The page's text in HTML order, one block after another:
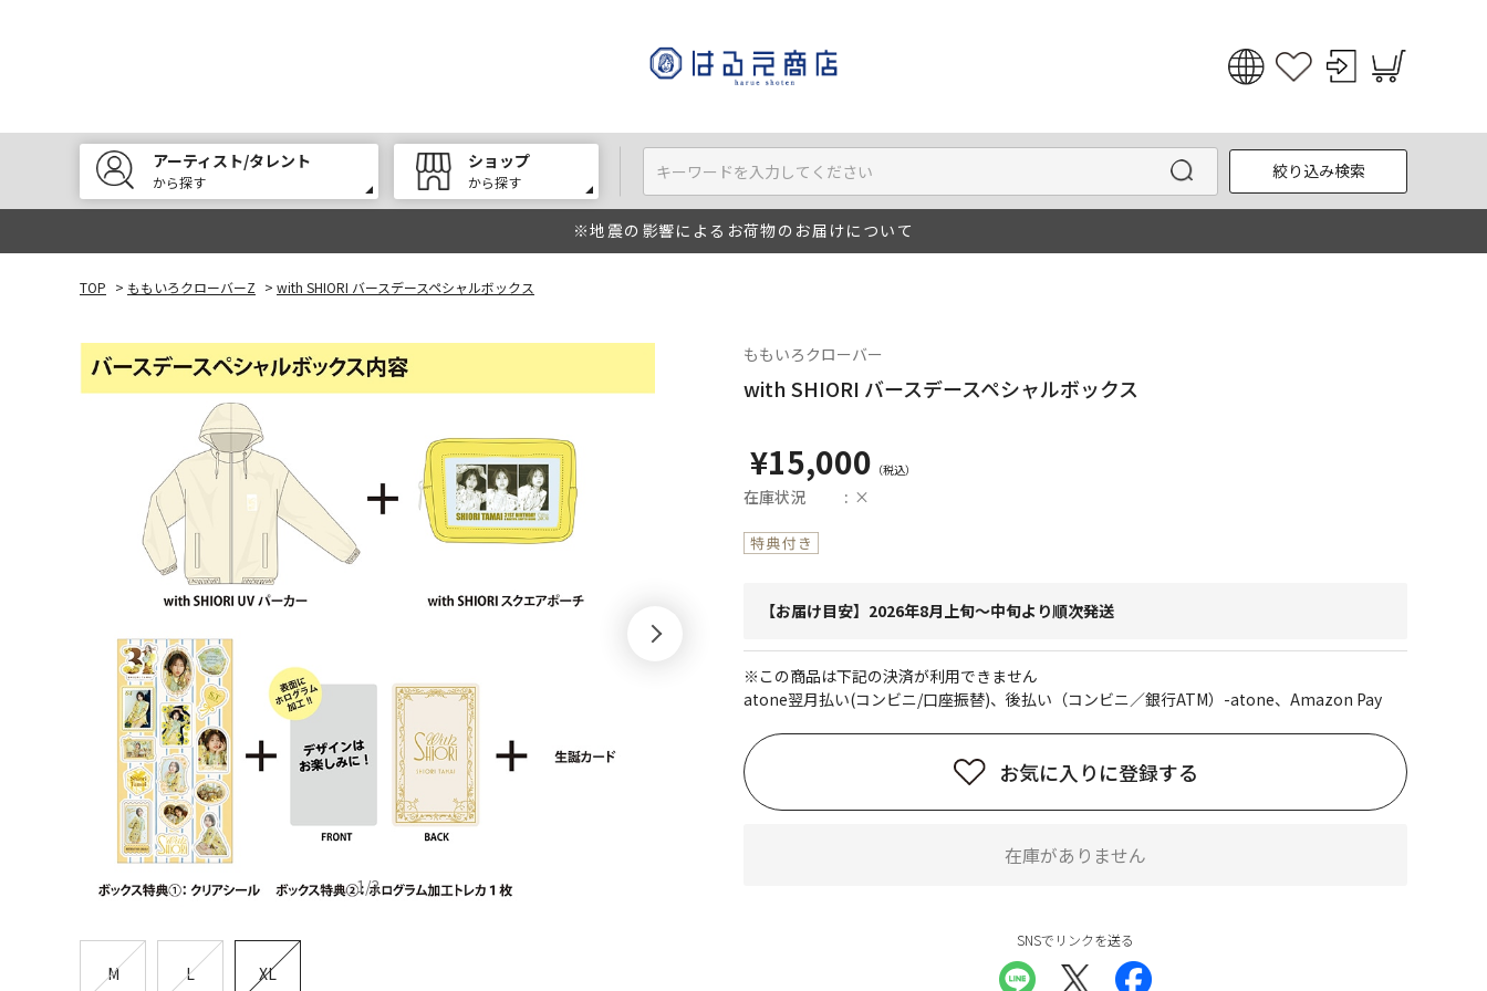
English
한국어
アーティスト/タレント
から探す
ショップ
から探す
絞り込み検索
※地震の影響によるお荷物のお届けについて
TOP > ももいろクローバーZ > with SHIORI バースデースペシャルボックス
1/3
M L XL
ももいろクローバー
with SHIORI バースデースペシャルボックス
¥15,000
在庫状況 ×
【お届け目安】2026年8月上旬～中旬より順次発送
※この商品は下記の決済が利用できません
atone翌月払い(コンビニ/口座振替)、後払い（コンビニ／銀行ATM）-atone、Amazon Pay
お気に入りに登録する
在庫がありません
SNSでリンクを送る